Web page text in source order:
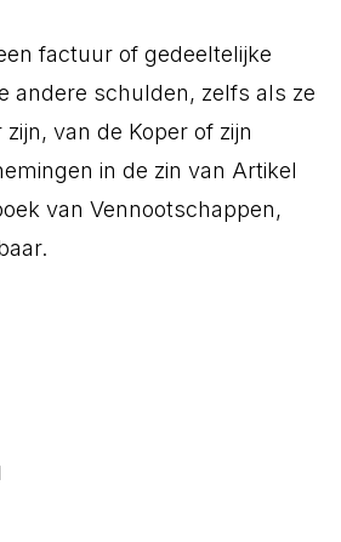
factuur of gedeeltelijke
andere schulden, zelfs als ze
van de Koper of zijn
in de zin van Artikel
van Vennootschappen,